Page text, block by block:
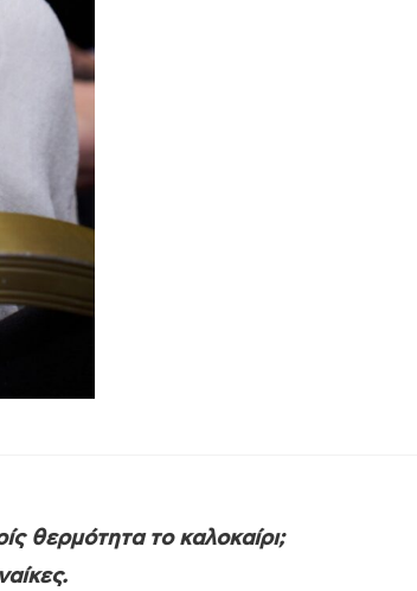
θερμότητα το καλοκαίρι;